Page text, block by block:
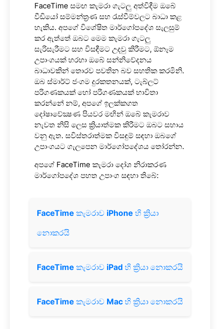
FaceTime සමඟ කැමරා ගැටලු අත්විඳීම ඔබේ
වීඩියෝ සම්මන්ත්‍රණ සහ රැස්වීම්වලට බාධා කළ
හැකිය. අපගේ විශේෂිත මාර්ගෝපදේශ සැලසුම්
කර ඇත්තේ ඔබට මෙම කැමරා ගැටලු
සැරිසැරීමට සහ විසඳීමට උදවු කිරීමට, ඕනෑම
උපාංගයක් හරහා ඔබේ සන්නිවේදනය
බාධාවකින් තොරව පවතින බව සහතික කරමිනි.
ඔබ ස්මාර්ට් ජංගම දුරකතනයක්, ටැබ්ලට්
පරිගණකයක් හෝ පරිගණකයක් භාවිතා
කරන්නේ නම්, අපගේ ඉලක්කගත
දෝෂාවේක්‍ෂණ පියවර මඟින් ඔබේ කැමරාව
නැවත නිසි ලෙස ක්‍රියාත්මක කිරීමට ඔබට සහාය
වනු ඇත. සවිස්තරාත්මක විසඳුම් සඳහා ඔබගේ
උපාංගයට ගැලපෙන මාර්ගෝපදේශය තෝරන්න.
අපගේ FaceTime කැමරා දෝශ නිරාකරණ
මාර්ගෝපදේශ පහත උපාංග සඳහා තිබේ:
FaceTime කැමරාව iPhone හි ක්‍රියා
නොකරයි
FaceTime කැමරාව iPad හි ක්‍රියා නොකරයි
FaceTime කැමරාව Mac හි ක්‍රියා නොකරයි